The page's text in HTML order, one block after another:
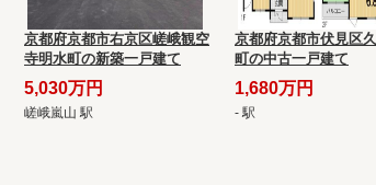
京都府京都市右京区嵯峨観空
寺明水町の新築一戸建て
5,030万円
嵯峨嵐山 駅
京都府京都市伏見区
町の中古一戸建て
1,680万円
- 駅